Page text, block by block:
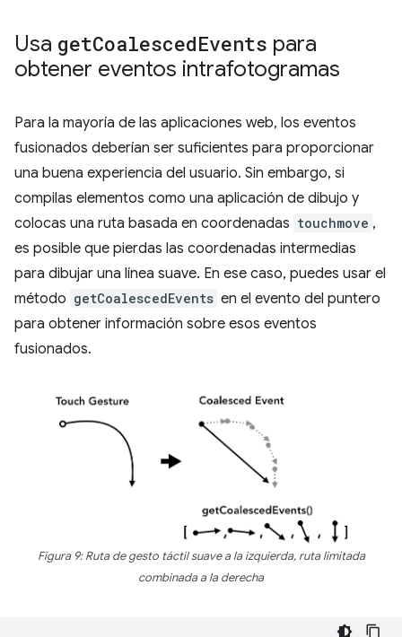
Usa getCoalescedEvents para
obtener eventos intrafotogramas
Para la mayoría de las aplicaciones web, los eventos
fusionados deberían ser suficientes para proporcionar
una buena experiencia del usuario. Sin embargo, si
compilas elementos como una aplicación de dibujo y
colocas una ruta basada en coordenadas touchmove ,
es posible que pierdas las coordenadas intermedias
para dibujar una línea suave. En ese caso, puedes usar el
método getCoalescedEvents en el evento del puntero
para obtener información sobre esos eventos
fusionados.
Figura 9: Ruta de gesto táctil suave a la izquierda, ruta limitada
combinada a la derecha